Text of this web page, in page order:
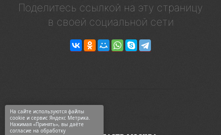
Поделитесь ссылкой на эту страницу
в своей социальной сети
На сайте используются файлы
cookie и сервис Яндекс Метрика.
Нажимая «Принять», вы даёте
согласие на обработку